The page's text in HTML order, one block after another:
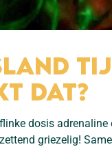
dat?
dosis
griezelig!